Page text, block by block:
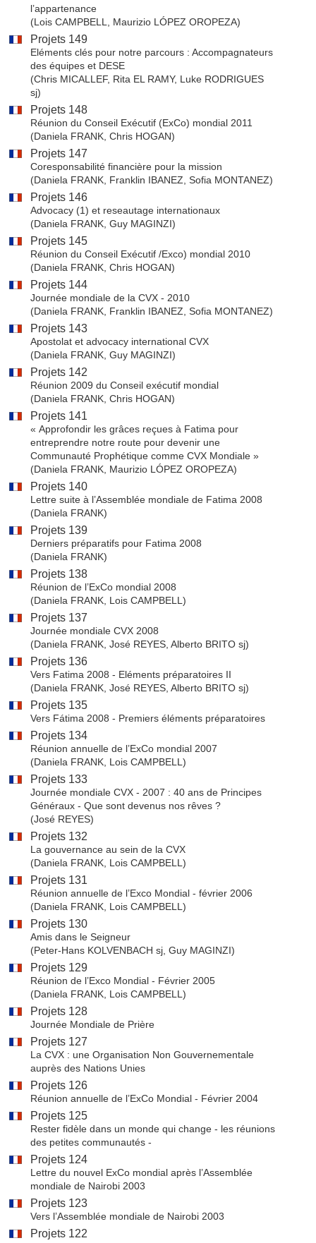
l’appartenance
(Lois CAMPBELL, Maurizio LÓPEZ OROPEZA)
Projets 149
Eléments clés pour notre parcours : Accompagnateurs
des équipes et DESE
(Chris MICALLEF, Rita EL RAMY, Luke RODRIGUES
sj)
Projets 148
Réunion du Conseil Exécutif (ExCo) mondial 2011
(Daniela FRANK, Chris HOGAN)
Projets 147
Coresponsabilité financière pour la mission
(Daniela FRANK, Franklin IBANEZ, Sofia MONTANEZ)
Projets 146
Advocacy (1) et reseautage internationaux
(Daniela FRANK, Guy MAGINZI)
Projets 145
Réunion du Conseil Exécutif /Exco) mondial 2010
(Daniela FRANK, Chris HOGAN)
Projets 144
Journée mondiale de la CVX - 2010
(Daniela FRANK, Franklin IBANEZ, Sofia MONTANEZ)
Projets 143
Apostolat et advocacy international CVX
(Daniela FRANK, Guy MAGINZI)
Projets 142
Réunion 2009 du Conseil exécutif mondial
(Daniela FRANK, Chris HOGAN)
Projets 141
« Approfondir les grâces reçues à Fatima pour
entreprendre notre route pour devenir une
Communauté Prophétique comme CVX Mondiale »
(Daniela FRANK, Maurizio LÓPEZ OROPEZA)
Projets 140
Lettre suite à l’Assemblée mondiale de Fatima 2008
(Daniela FRANK)
Projets 139
Derniers préparatifs pour Fatima 2008
(Daniela FRANK)
Projets 138
Réunion de l’ExCo mondial 2008
(Daniela FRANK, Lois CAMPBELL)
Projets 137
Journée mondiale CVX 2008
(Daniela FRANK, José REYES, Alberto BRITO sj)
Projets 136
Vers Fatima 2008 - Eléments préparatoires II
(Daniela FRANK, José REYES, Alberto BRITO sj)
Projets 135
Vers Fátima 2008 - Premiers éléments préparatoires
Projets 134
Réunion annuelle de l’ExCo mondial 2007
(Daniela FRANK, Lois CAMPBELL)
Projets 133
Journée mondiale CVX - 2007 : 40 ans de Principes
Généraux - Que sont devenus nos rêves ?
(José REYES)
Projets 132
La gouvernance au sein de la CVX
(Daniela FRANK, Lois CAMPBELL)
Projets 131
Réunion annuelle de l’Exco Mondial - février 2006
(Daniela FRANK, Lois CAMPBELL)
Projets 130
Amis dans le Seigneur
(Peter-Hans KOLVENBACH sj, Guy MAGINZI)
Projets 129
Réunion de l’Exco Mondial - Février 2005
(Daniela FRANK, Lois CAMPBELL)
Projets 128
Journée Mondiale de Prière
Projets 127
La CVX : une Organisation Non Gouvernementale
auprès des Nations Unies
Projets 126
Réunion annuelle de l’ExCo Mondial - Février 2004
Projets 125
Rester fidèle dans un monde qui change - les réunions
des petites communautés -
Projets 124
Lettre du nouvel ExCo mondial après l’Assemblée
mondiale de Nairobi 2003
Projets 123
Vers l’Assemblée mondiale de Nairobi 2003
Projets 122